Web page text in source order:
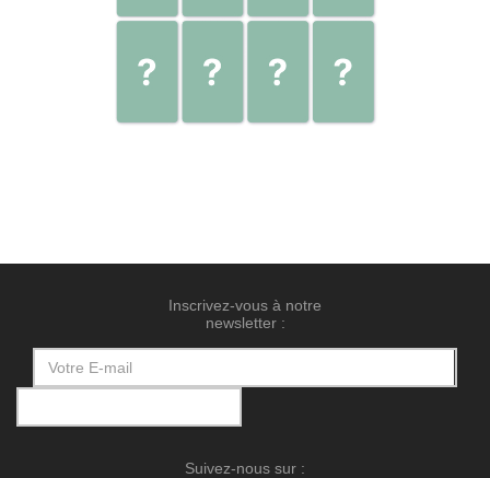
Inscrivez-vous à notre
newsletter :
Suivez-nous sur :